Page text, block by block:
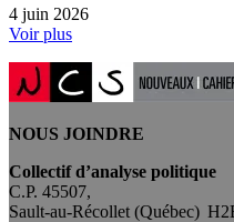
4 juin 2026
Voir plus
NOUS JOINDRE
Collectif d’analyse politique
C.P. 45507,
Sault-au-Récollet (Québec)